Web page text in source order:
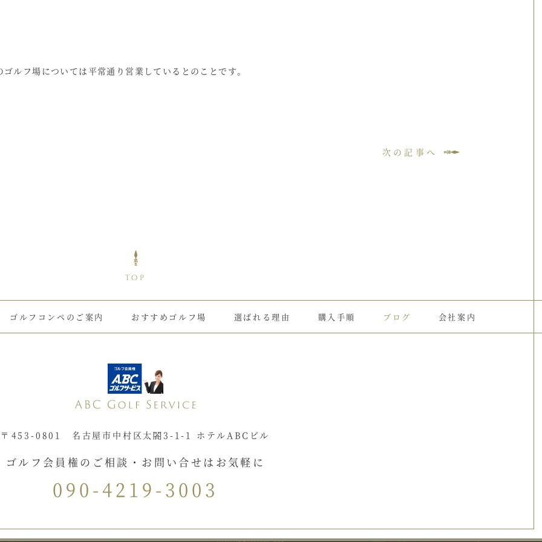
ルフ場については平常通り営業しているとのことです。
次の記事へ
top
ゴルフコンペのご案内 おすすめゴルフ場 選ばれる理由 購入手順 ブログ 会社案内
〒453-0801 名古屋市中村区太閤3-1-1 ホテルABCビル
ゴルフ会員権のご相談・お問い合せはお気軽に
090-4219-3003